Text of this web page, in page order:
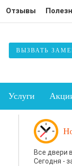
Отзывы
ВЫЗВАТЬ
Услуги
Все двери
Сегодня -